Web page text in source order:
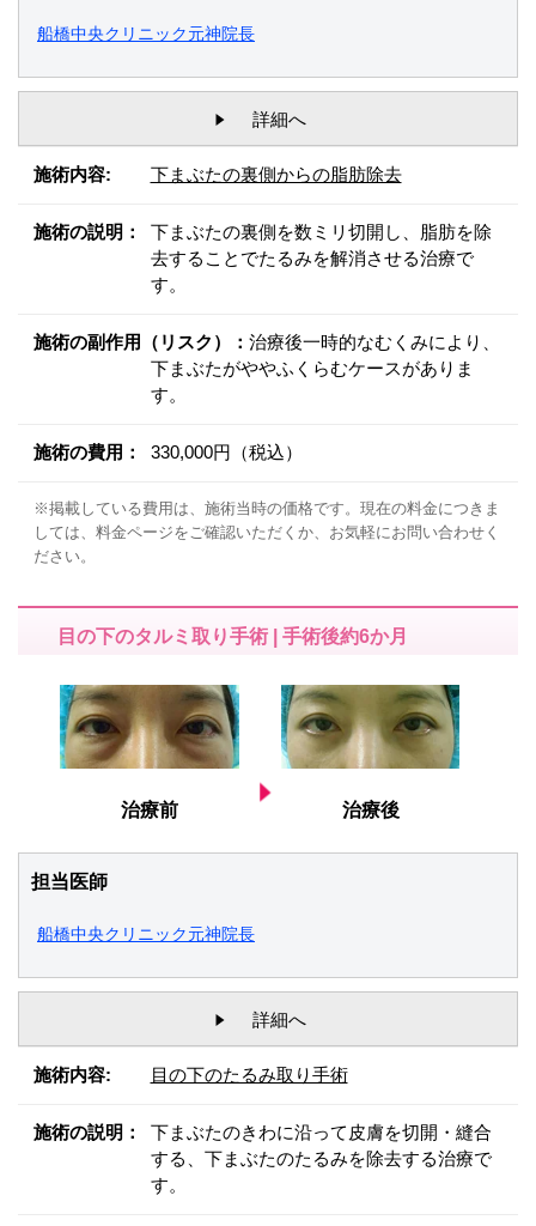
船橋中央クリニック元神院長
詳細へ
施術内容: 下まぶたの裏側からの脂肪除去
施術の説明：
下まぶたの裏側を数ミリ切開し、脂肪を除
去することでたるみを解消させる治療で
す。
施術の副作用（リスク）： 治療後一時的なむくみにより、
下まぶたがややふくらむケースがありま
す。
施術の費用： 330,000円（税込）
※掲載している費用は、施術当時の価格です。現在の料金につきま
しては、料金ページをご確認いただくか、お気軽にお問い合わせく
ださい。
目の下のタルミ取り手術 | 手術後約6か月
治療前 治療後
担当医師
船橋中央クリニック元神院長
詳細へ
施術内容: 目の下のたるみ取り手術
施術の説明：
下まぶたのきわに沿って皮膚を切開・縫合
する、下まぶたのたるみを除去する治療で
す。